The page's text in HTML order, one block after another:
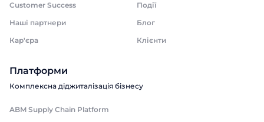
Customer Success
Події
Наші партнери
Блог
Кар'єра
Клієнти
Платформи
Комплексна діджиталізація бізнесу
ABM Supply Chain Platform